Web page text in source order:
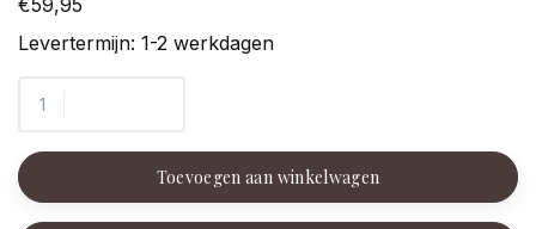
€59,95
Levertermijn: 1-2 werkdagen
Toevoegen aan winkelwagen